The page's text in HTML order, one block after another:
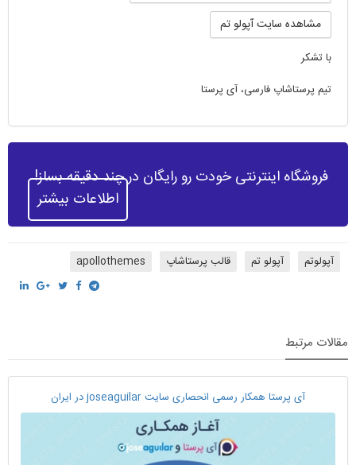
مشاهده سایت آپولو تم
با تشکر
تیم پرستاشاپ فارسی، آی پرستا
فروشگاه اینترنتی خودت رو رایگان در چند دقیقه بساز!
اطلاعات بیشتر
آپولوتم آپولو تم قالب پرستاشاپ apollothemes
مقالات مرتبط
آی پرستا همکار رسمی انحصاری سایت joseaguilar در ایران